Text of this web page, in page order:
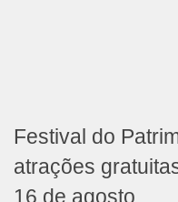
Festival do
atrações
16 de agosto